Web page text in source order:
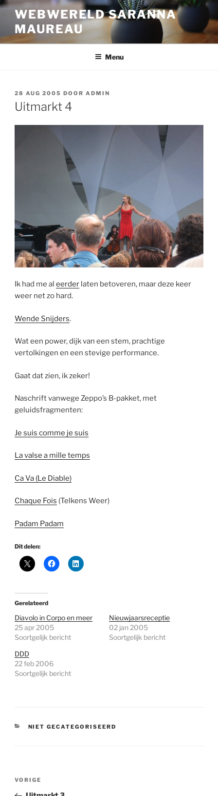
Ga
inhoud
WEBWERELD SARANNA
MAUREAU
Menu
GEPLAATST
OP
28 AUG 2005 DOOR ADMIN
Uitmarkt 4
Ik had me al eerder laten betoveren, maar deze keer
weer net zo hard.
Wende Snijders.
Wat een power, dijk van een stem, prachtige
vertolkingen en een stevige performance.
Gaat dat zien, ik zeker!
Naschrift vanwege Zeppo’s B-pakket, met
geluidsfragmenten:
Je suis comme je suis
La valse a mille temps
Ca Va (Le Diable)
Chaque Fois (Telkens Weer)
Padam Padam
Dit delen:
Gerelateerd
Diavolo in Corpo en meer
25 apr 2005
Soortgelijk bericht
Nieuwjaarsreceptie
02 jan 2005
Soortgelijk bericht
DDD
22 feb 2006
Soortgelijk bericht
CATEGORIEËN
NIET GECATEGORISEERD
Bericht
Vorig
bericht
VORIGE